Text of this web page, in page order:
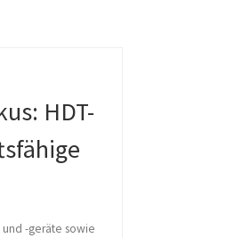
HDT-
-geräte sowie